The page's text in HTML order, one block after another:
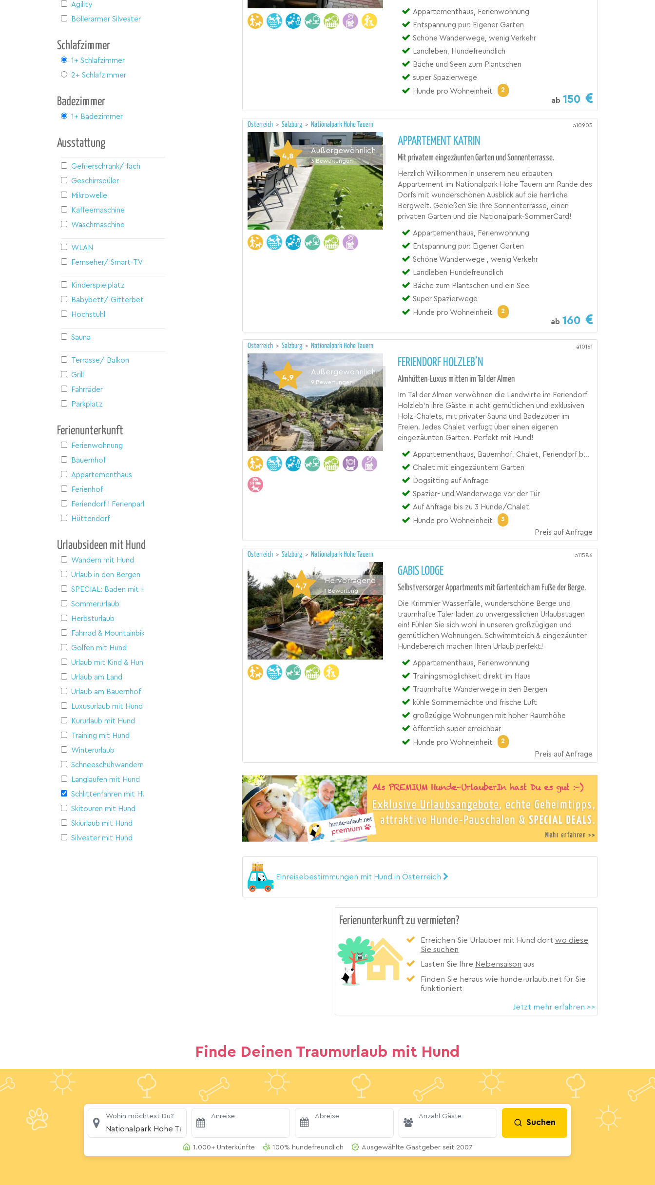
Agility
Böllerarmer Silvester
Schlafzimmer
1+ Schlafzimmer
2+ Schlafzimmer
Badezimmer
1+ Badezimmer
Ausstattung
Gefrierschrank/ fach
Geschirrspüler
Mikrowelle
Kaffeemaschine
Waschmaschine
WLAN
Fernseher/ Smart-TV
Kinderspielplatz
Babybett/ Gitterbett
Hochstuhl
Sauna
Terrasse/ Balkon
Grill
Fahrräder
Parkplatz
Ferienunterkunft
Ferienwohnung
Bauernhof
Appartementhaus
Ferienhof
Feriendorf I Ferienpark
Hüttendorf
Urlaubsideen mit Hund
Wandern mit Hund
Urlaub in den Bergen
SPECIAL: Baden mit Hund
Sommerurlaub
Herbsturlaub
Fahrrad & Mountainbike
Golfen mit Hund
Urlaub mit Kind & Hund
Urlaub am Land
Urlaub am Bauernhof
Luxusurlaub mit Hund
Kururlaub mit Hund
Training mit Hund
Winterurlaub
Schneeschuhwandern
Langlaufen mit Hund
Schlittenfahren mit Hund
Skitouren mit Hund
Skiurlaub mit Hund
Silvester mit Hund
Appartementhaus, Ferienwohnung
Entspannung pur: Eigener Garten
Schöne Wanderwege, wenig Verkehr
Landleben, Hundefreundlich
Bäche und Seen zum Plantschen
super Spazierwege
Hunde pro Wohneinheit
2
ab 150
Österreich > Salzburg > Nationalpark Hohe Tauern a10903
4,8
Außergewöhnlich
3 Bewertungen
APPARTEMENT KATRIN
Mit privatem eingezäunten Garten und Sonnenterrasse.
Herzlich Willkommen in unserem neu erbauten
Appartement im Nationalpark Hohe Tauern am Rande des
Dorfs mit wunderschönen Ausblick auf die herrliche
Bergwelt. Genießen Sie Ihre Sonnenterrasse, einen
privaten Garten und die Nationalpark-SommerCard!
Appartementhaus, Ferienwohnung
Entspannung pur: Eigener Garten
Schöne Wanderwege , wenig Verkehr
Landleben Hundefreundlich
Bäche zum Plantschen und ein See
Super Spazierwege
Hunde pro Wohneinheit
2
ab 160
Österreich > Salzburg > Nationalpark Hohe Tauern a10161
4,9
Außergewöhnlich
9 Bewertungen
FERIENDORF HOLZLEB’N
Almhütten-Luxus mitten im Tal der Almen
Im Tal der Almen verwöhnen die Landwirte im Feriendorf
Holzleb’n ihre Gäste in acht gemütlichen und exklusiven
Holz-Chalets, mit privater Sauna und Badezuber im
Freien. Jedes Chalet verfügt über einen eigenen
eingezäunten Garten. Perfekt mit Hund!
Appartementhaus, Bauernhof, Chalet, Feriendorf bzw. Ferienpark, Ferienhaus, Ferienhof, Ferienwohnung, Hüttendorf
Chalet mit eingezäuntem Garten
Dogsitting auf Anfrage
Spazier- und Wanderwege vor der Tür
Auf Anfrage bis zu 3 Hunde/Chalet
Hunde pro Wohneinheit
3
Preis auf Anfrage
Österreich > Salzburg > Nationalpark Hohe Tauern a11586
4,7
Hervorragend
1 Bewertung
GABIS LODGE
Selbstversorger Appartments mit Gartenteich am Fuße der Berge.
Die Krimmler Wasserfälle, wunderschöne Berge und
traumhafte Täler laden zu unvergesslichen Urlaubstagen
ein! Fühlen Sie sich wohl in unseren großzügigen und
gemütlichen Wohnungen. Schwimmteich & eingezäunter
Hundebereich machen Ihren Urlaub perfekt!
Appartementhaus, Ferienwohnung
Trainingsmöglichkeit direkt im Haus
Traumhafte Wanderwege in den Bergen
kühle Sommernächte und frische Luft
großzügige Wohnungen mit hoher Raumhöhe
öffentlich super erreichbar
Hunde pro Wohneinheit
2
Preis auf Anfrage
Einreisebestimmungen mit Hund in Österreich
Ferienunterkunft zu vermieten?
Erreichen Sie Urlauber mit Hund dort wo diese
Sie suchen
Lasten Sie Ihre Nebensaison aus
Finden Sie heraus wie hunde-urlaub.net für Sie
funktioniert
Jetzt mehr erfahren >>
Finde Deinen Traumurlaub mit Hund
Wohin möchtest Du?
Nationalpark Hohe Tauern
Anreise Abreise Anzahl Gäste
Suchen
1.000+ Unterkünfte 100% hundefreundlich Ausgewählte Gastgeber seit 2007